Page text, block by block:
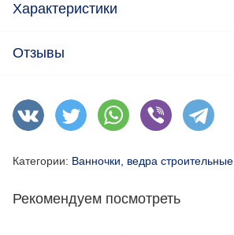
Характеристики
Отзывы
Категории: Ванночки, ведра строительные
Рекомендуем посмотреть